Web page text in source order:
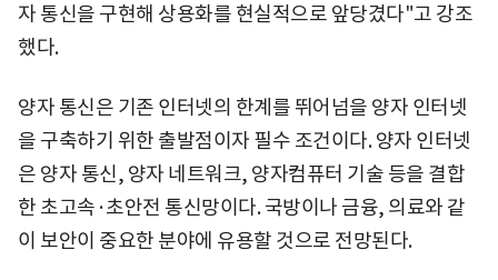
자 통신을 구현해 상용화를 현실적으로 앞당겼다"고 강조
했다.
양자 통신은 기존 인터넷의 한계를 뛰어넘을 양자 인터넷
을 구축하기 위한 출발점이자 필수 조건이다. 양자 인터넷
은 양자 통신, 양자 네트워크, 양자컴퓨터 기술 등을 결합
한 초고속·초안전 통신망이다. 국방이나 금융, 의료와 같
이 보안이 중요한 분야에 유용할 것으로 전망된다.